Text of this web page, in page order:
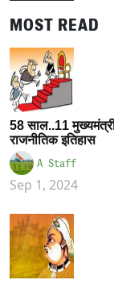
MOST READ
58 साल..11
राजनीतिक इतिहास
A Staff
Sep 1, 2024